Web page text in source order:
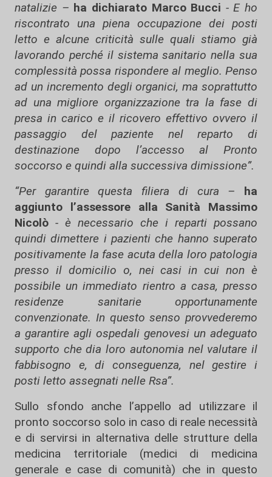
natalizie – ha dichiarato Marco Bucci - E ho
riscontrato una piena occupazione dei posti
letto e alcune criticità sulle quali stiamo già
lavorando perché il sistema sanitario nella sua
complessità possa rispondere al meglio. Penso
ad un incremento degli organici, ma soprattutto
ad una migliore organizzazione tra la fase di
presa in carico e il ricovero effettivo ovvero il
passaggio del paziente nel reparto di
destinazione dopo l’accesso al Pronto
soccorso e quindi alla successiva dimissione”.
“Per garantire questa filiera di cura – ha
aggiunto l’assessore alla Sanità Massimo
Nicolò - è necessario che i reparti possano
quindi dimettere i pazienti che hanno superato
positivamente la fase acuta della loro patologia
presso il domicilio o, nei casi in cui non è
possibile un immediato rientro a casa, presso
residenze sanitarie opportunamente
convenzionate. In questo senso provvederemo
a garantire agli ospedali genovesi un adeguato
supporto che dia loro autonomia nel valutare il
fabbisogno e, di conseguenza, nel gestire i
posti letto assegnati nelle Rsa”.
Sullo sfondo anche l’appello ad utilizzare il
pronto soccorso solo in caso di reale necessità
e di servirsi in alternativa delle strutture della
medicina territoriale (medici di medicina
generale e case di comunità) che in questo